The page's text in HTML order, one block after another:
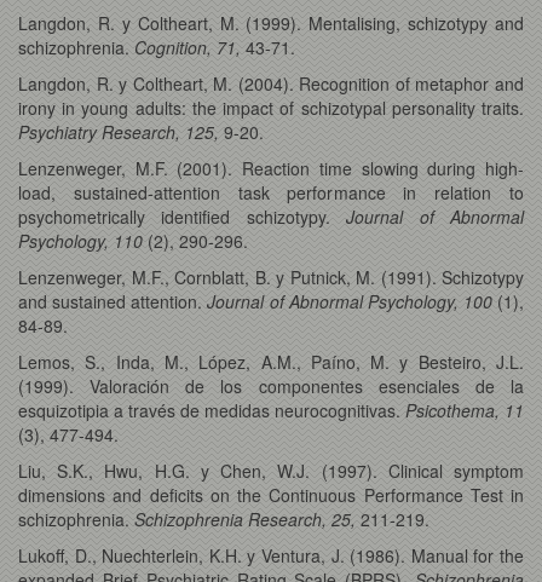
Langdon, R. y Coltheart, M. (1999). Mentalising, schizotypy and
schizophrenia. Cognition, 71, 43-71.
Langdon, R. y Coltheart, M. (2004). Recognition of metaphor and
irony in young adults: the impact of schizotypal personality traits.
Psychiatry Research, 125, 9-20.
Lenzenweger, M.F. (2001). Reaction time slowing during high-
load, sustained-attention task performance in relation to
psychometrically identified schizotypy.Journal of Abnormal
Psychology, 110 (2), 290-296.
Lenzenweger, M.F., Cornblatt, B. y Putnick, M. (1991). Schizotypy
and sustained attention.Journal of Abnormal Psychology, 100 (1),
84-89.
Lemos, S., Inda, M., López, A.M., Paíno, M. y Besteiro, J.L.
(1999). Valoración de los componentes esenciales de la
esquizotipia a través de medidas neurocognitivas. Psicothema, 11
(3), 477-494.
Liu, S.K., Hwu, H.G. y Chen, W.J. (1997). Clinical symptom
dimensions and deficits on the Continuous Performance Test in
schizophrenia. Schizophrenia Research, 25, 211-219.
Lukoff, D., Nuechterlein, K.H. y Ventura, J. (1986). Manual for the